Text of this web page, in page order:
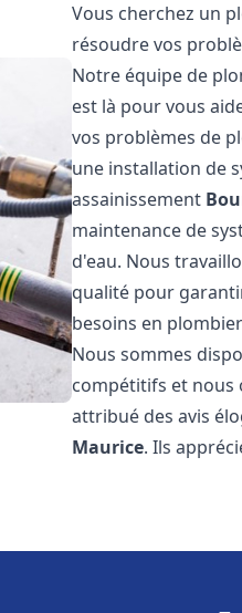
Vous cherchez un
résoudre vos
Notre équipe de
est là pour vous
vos problèmes de
une installation de
assainissement
maintenance de
d'eau. Nous
qualité pour
besoins en
Nous sommes
compétitifs et nous
attribué des avis
Maurice. Ils